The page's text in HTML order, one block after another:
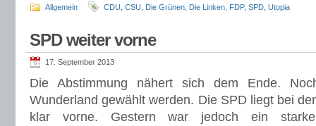
Allgemein CDU CSU Die Grünen Die Linken FDP, SPD Utopia
SPD weiter vorne
17. September 2013
Die Abstimmung nähert sich dem Ende.
Wunderland gewählt werden. Die SPD liegt bei
klar vorne. Gestern war jedoch ein